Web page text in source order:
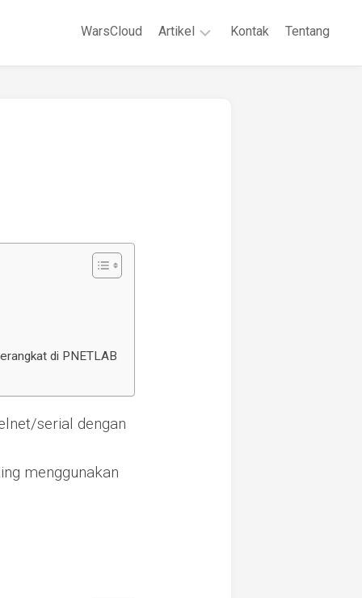
WarsCloud Artikel Kontak Tentang
di PNETLAB
serial dengan
menggunakan